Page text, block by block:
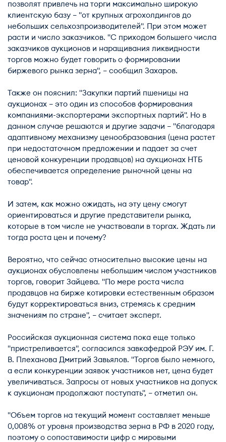
позволят привлечь на торги максимально широкую
клиентскую базу – "от крупных агрохолдингов до
небольших сельхозпроизводителей". При этом может
расти и число заказчиков. "С приходом большего числа
заказчиков аукционов и наращивания ликвидности
торгов можно будет говорить о формировании
биржевого рынка зерна", – сообщил Захаров.
Также он пояснил: "Закупки партий пшеницы на
аукционах – это один из способов формирования
компаниями-экспортерами экспортных партий". Но в
данном случае решаются и другие задачи – "благодаря
адаптивному механизму ценообразования (цена растет
при недостаточном предложении и падает за счет
ценовой конкуренции продавцов) на аукционах НТБ
обеспечивается определение рыночной цены на
товар".
И затем, как можно ожидать, на эту цену смогут
ориентироваться и другие представители рынка,
которые в том числе не участвовали в торгах. Ждать ли
тогда роста цен и почему?
Вероятно, что сейчас относительно высокие цены на
аукционах обусловлены небольшим числом участников
торгов, говорит Зайцева. "По мере роста числа
продавцов на бирже котировки естественным образом
будут корректироваться вниз, стремясь к средним
значениям по стране", – считает эксперт.
Российская аукционная система пока еще только
"пристреливается", согласился завкафедрой РЭУ им. Г.
В. Плеханова Дмитрий Завьялов. "Торгов было немного,
а если конкуренции заявок участников нет, цена будет
увеличиваться. Запросы от новых участников на допуск
к аукционам продолжают поступать", – отметил он.
"Объем торгов на текущий момент составляет меньше
0,008% от уровня производства зерна в РФ в 2020 году,
поэтому о сопоставимости цифр с мировыми